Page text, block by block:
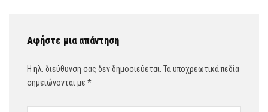
Αφήστε μια απάντηση
Η ηλ. διεύθυνση σας δεν δημοσιεύεται. Τα υποχρεωτικά πεδία
σημειώνονται με *